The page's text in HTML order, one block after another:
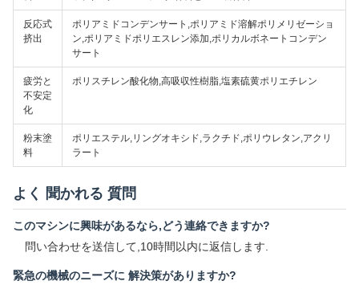
反応式
挤出
ポリアミドコンデンサート,ポリアミド溶解ポリメリゼーショ
ン,ポリアミドポリエスレン添加,ポリカルボネートコンデン
サート
疲労と
不安定
化
ポリスチレン酸化物,高吸収性樹脂,塩素硫黄ポリエチレン
粉末塗
料
ポリエステル,リングオキシド,ラクチド,ポリウレタン,アクリ
ラート
よく 聞かれる 質問
このマシンに興味があるなら,どう連絡できますか?
問い合わせを送信して,10時間以内に返信します.
緊急の機械のニーズに 解決策がありますか?